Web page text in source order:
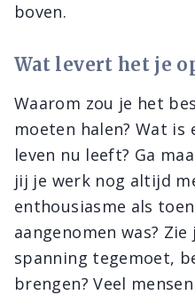
boven.
Wat levert het je
Waarom zou je het
moeten halen? Wat is
leven nu leeft? Ga
jij je werk nog altijd
enthousiasme als
aangenomen was?
spanning tegemoet,
brengen? Veel